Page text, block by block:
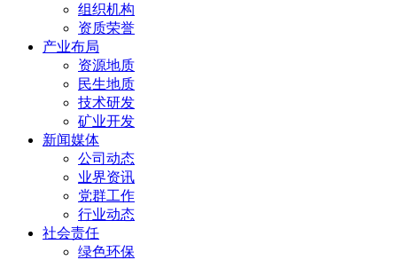
组织机构
资质荣誉
产业布局
资源地质
民生地质
技术研发
矿业开发
新闻媒体
公司动态
业界资讯
党群工作
行业动态
社会责任
绿色环保